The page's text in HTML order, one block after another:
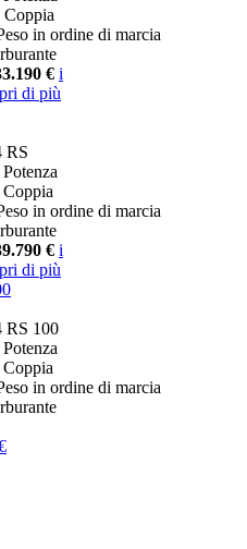
Coppia
in ordine di marcia
€ i
di più
RS
Potenza
Coppia
in ordine di marcia
€ i
di più
RS 100
Potenza
Coppia
in ordine di marcia